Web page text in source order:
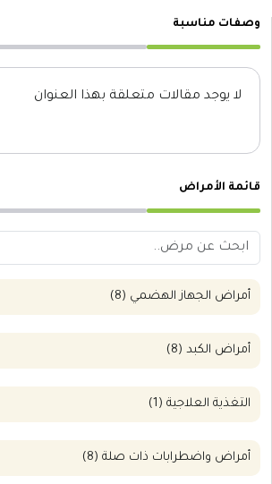
وصفات مناسبة
لا يوجد مقالات متعلقة بهذا العنوان
قائمة الأمراض
أمراض الجهاز الهضمي (8)
أمراض الكبد (8)
التغذية العلاجية (1)
أمراض واضطرابات ذات صلة (8)